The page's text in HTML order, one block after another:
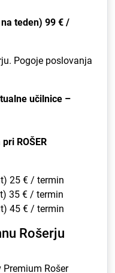
teden) 99 € /
Pogoje poslovanja
učilnice –
ROŠER
25 € / termin
35 € / termin
45 € / termin
Rošerju
Premium Rošer